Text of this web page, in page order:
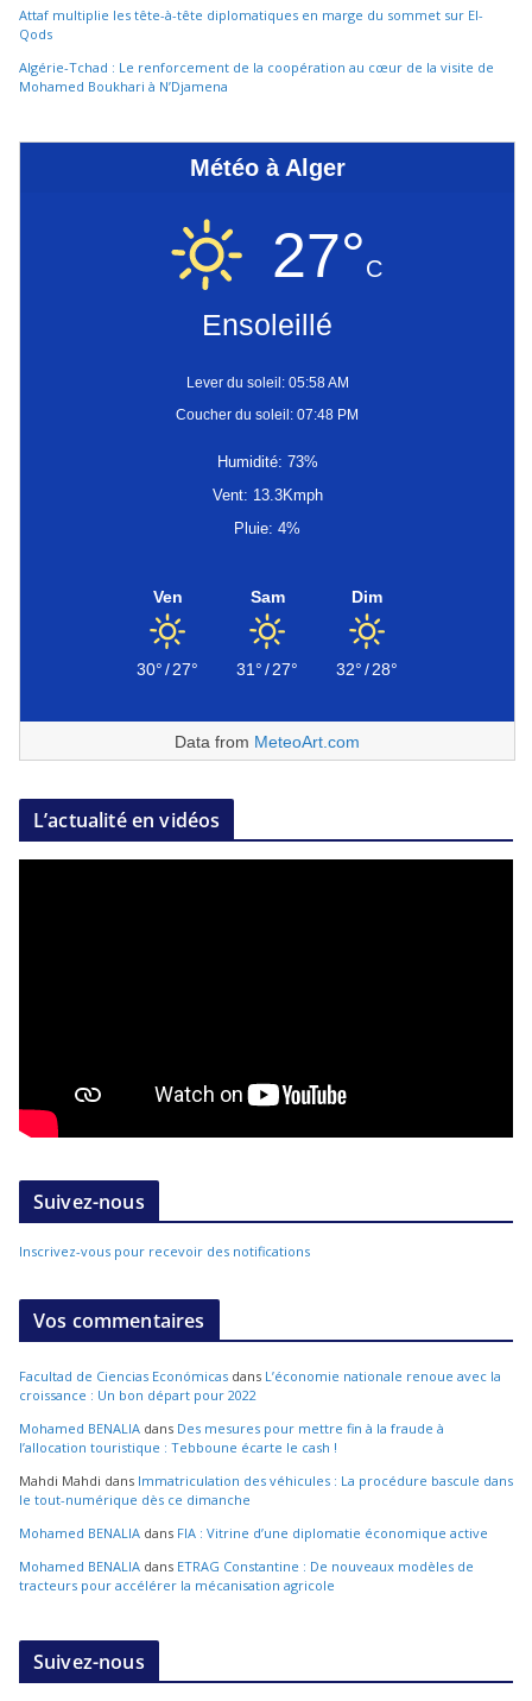
Attaf multiplie les tête-à-tête diplomatiques en marge du sommet sur El-
Qods
Algérie-Tchad : Le renforcement de la coopération au cœur de la visite de
Mohamed Boukhari à N’Djamena
Météo à Alger
27°C
Ensoleillé
Lever du soleil: 05:58 AM
Coucher du soleil: 07:48 PM
Humidité: 73%
Vent: 13.3Kmph
Pluie: 4%
Ven
30°/27°
Sam
31°/27°
Dim
32°/28°
Data from MeteoArt.com
L’actualité en vidéos
Suivez-nous
Inscrivez-vous pour recevoir des notifications
Vos commentaires
Facultad de Ciencias Económicas dans L’économie nationale renoue avec la
croissance : Un bon départ pour 2022
Mohamed BENALIA dans Des mesures pour mettre fin à la fraude à
l’allocation touristique : Tebboune écarte le cash !
Mahdi Mahdi dans Immatriculation des véhicules : La procédure bascule dans
le tout-numérique dès ce dimanche
Mohamed BENALIA dans FIA : Vitrine d’une diplomatie économique active
Mohamed BENALIA dans ETRAG Constantine : De nouveaux modèles de
tracteurs pour accélérer la mécanisation agricole
Suivez-nous